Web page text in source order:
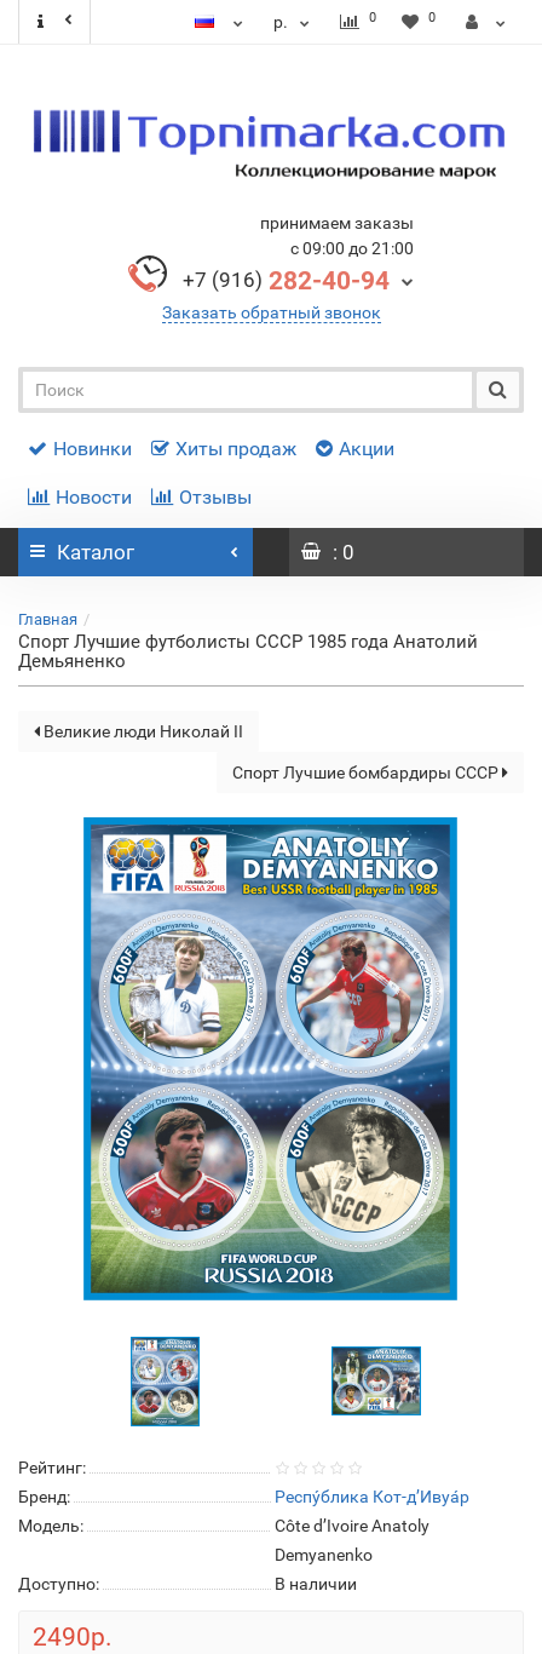
р. 0 0
принимаем заказы
с 09:00 до 21:00
+7 (916) 282-40-94
Заказать обратный звонок
Новинки Хиты продаж Акции
Новости Отзывы
Каталог : 0
Главная
Спорт Лучшие футболисты СССР 1985 года Анатолий
Демьяненко
Великие люди Николай II
Спорт Лучшие бомбардиры СССР
Рейтинг:
Бренд:
Респу́блика Кот-д’Ивуа́р
Модель:
Côte d’Ivoire Anatoly
Demyanenko
Доступно:
В наличии
2490р.